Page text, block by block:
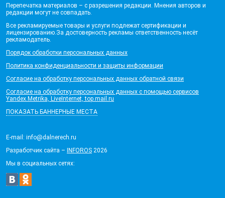
Перепечатка материалов – с разрешения редакции. Мнения авторов и
редакции могут не совпадать.
Все рекламируемые товары и услуги подлежат сертификации и
лицензированию.За достоверность рекламы ответственность несёт
рекламодатель.
Порядок обработки персональных данных
Политика конфиденциальности и защиты информации
Согласие на обработку персональных данных обратной связи
Согласие на обработку персональных данных с помощью сервисов
Yandex.Metrika, LiveInternet, top.mail.ru
ПОКАЗАТЬ БАННЕРНЫЕ МЕСТА
E-mail: info@dalnerech.ru
Разработчик сайта –
INFOROS 2026
Мы в социальных сетях: